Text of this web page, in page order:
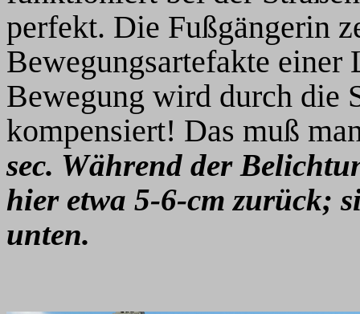
perfekt. Die Fußgängerin
Bewegungsartefakte
Bewegung wird durch die
kompensiert! Das muß
sec. Während der
hier etwa 5-6-cm zurück;
unten.